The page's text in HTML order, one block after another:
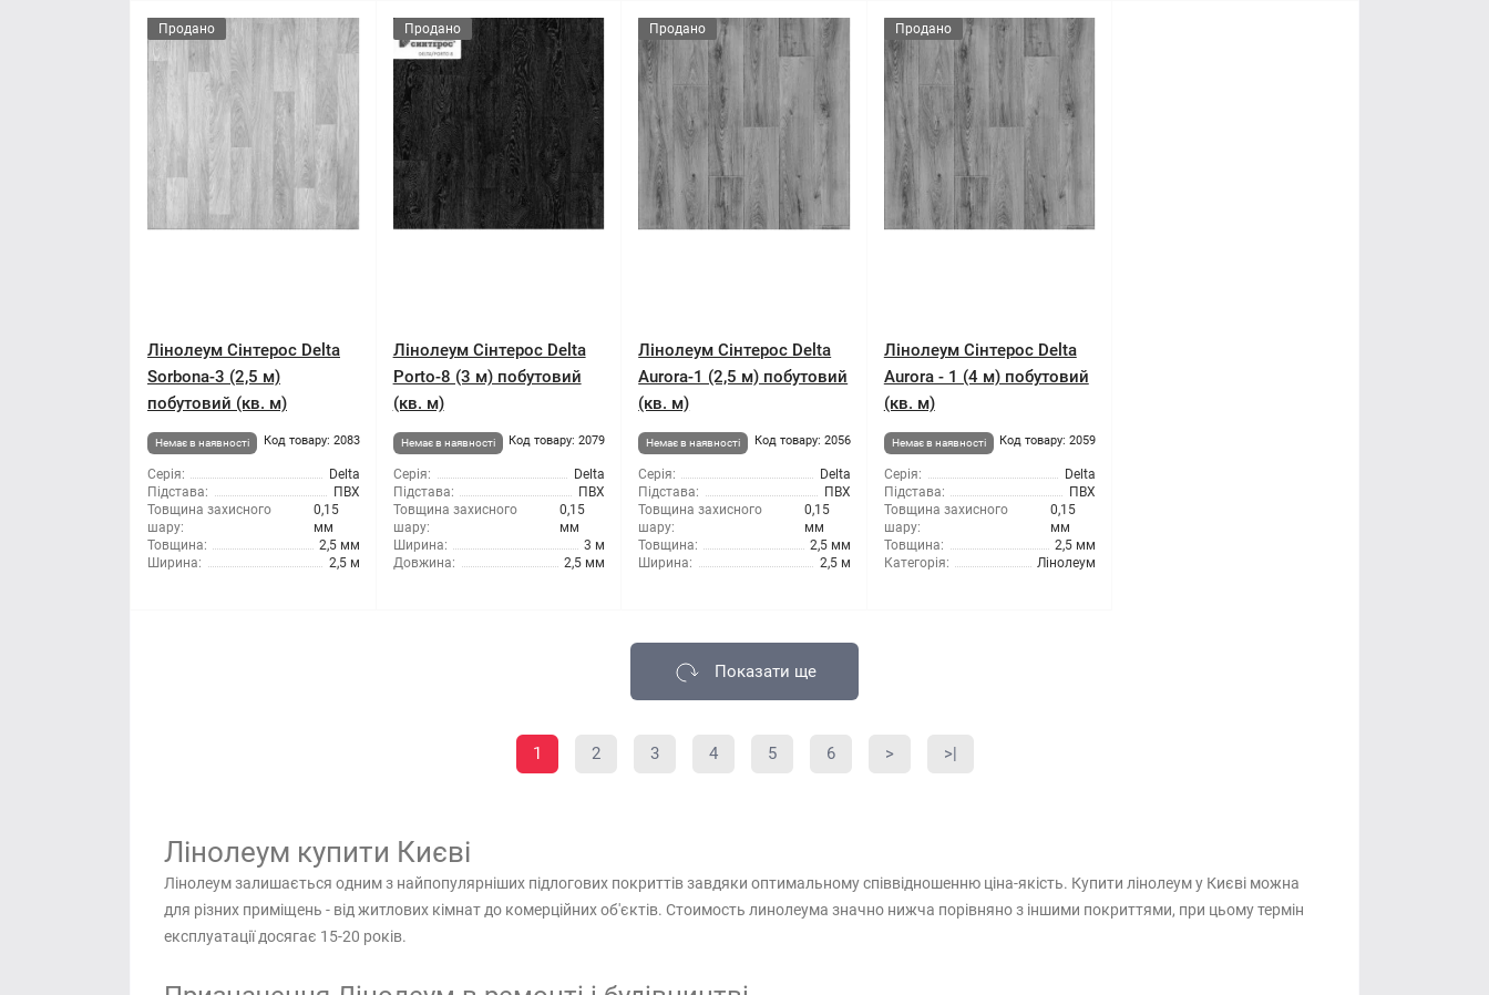
Продано
Лінолеум Сінтерос Delta
Sorbona-3 (2,5 м)
побутовий (кв. м)
Немає в наявності Код товару: 2083
Серія:
Delta
Підстава:
ПВХ
Товщина захисного
шару:
0,15
мм
Товщина:
2,5 мм
Ширина:
2,5 м
Продано
Лінолеум Сінтерос Delta
Porto-8 (3 м) побутовий
(кв. м)
Немає в наявності Код товару: 2079
Серія:
Delta
Підстава:
ПВХ
Товщина захисного
шару:
0,15
мм
Ширина:
3 м
Довжина:
2,5 мм
Продано
Лінолеум Сінтерос Delta
Aurora-1 (2,5 м) побутовий
(кв. м)
Немає в наявності Код товару: 2056
Серія:
Delta
Підстава:
ПВХ
Товщина захисного
шару:
0,15
мм
Товщина:
2,5 мм
Ширина:
2,5 м
Продано
Лінолеум Сінтерос Delta
Aurora - 1 (4 м) побутовий
(кв. м)
Немає в наявності Код товару: 2059
Серія:
Delta
Підстава:
ПВХ
Товщина захисного
шару:
0,15
мм
Товщина:
2,5 мм
Категорія:
Лінолеум
Показати ще
1 2 3 4 5 6 > >|
Лінолеум купити Києві
Лінолеум залишається одним з найпопулярніших підлогових покриттів завдяки оптимальному співвідношенню ціна-якість. Купити лінолеум у Києві можна
для різних приміщень - від житлових кімнат до комерційних об'єктів. Стоимость линолеума значно нижча порівняно з іншими покриттями, при цьому термін
експлуатації досягає 15-20 років.